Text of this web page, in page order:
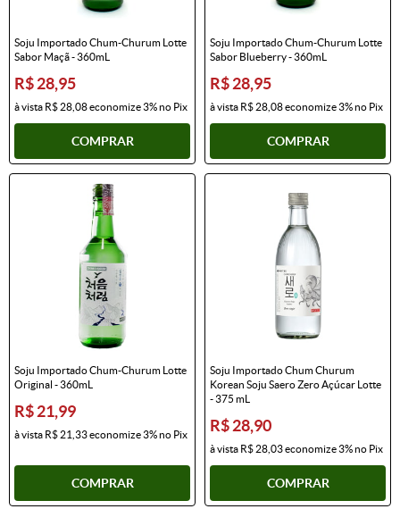
Soju Importado Chum-Churum Lotte
Sabor Maçã - 360mL
R$ 28,95
à vista R$ 28,08economize3%no Pix
COMPRAR
Soju Importado Chum-Churum Lotte
Sabor Blueberry - 360mL
R$ 28,95
à vista R$ 28,08economize3%no Pix
COMPRAR
Soju Importado Chum-Churum Lotte
Original - 360mL
R$ 21,99
à vista R$ 21,33economize3%no Pix
COMPRAR
Soju Importado Chum Churum
Korean Soju Saero Zero Açúcar Lotte
- 375 mL
R$ 28,90
à vista R$ 28,03economize3%no Pix
COMPRAR